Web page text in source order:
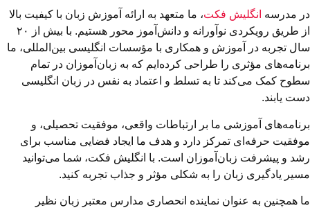
در مدرسه انگلیش فکت، ما متعهد به ارائه آموزش زبان با کیفیت بالا
از طریق رویکردی نوآورانه و دانش‌آموز محور هستیم. با بیش از ۲۰
سال تجربه در آموزش و همکاری با مؤسسات انگلیسی بین‌المللی، ما
برنامه‌های مؤثری را طراحی کرده‌ایم که به زبان‌آموزان در تمام
سطوح کمک می‌کند تا به تسلط و اعتماد به نفس در زبان انگلیسی
دست یابند.
برنامه‌های آموزشی ما بر ارتباطات واقعی، موفقیت تحصیلی، و
موفقیت حرفه‌ای تمرکز دارد و هدف ما ایجاد فضایی مناسب برای
رشد و پیشرفت زبان‌آموزان است. با انگلیش فکت، شما می‌توانید
مسیر یادگیری زبان را به شکلی مؤثر و جذاب تجربه کنید.
ما همچنین به عنوان نماینده انحصاری مدارس معتبر زبان نظیر